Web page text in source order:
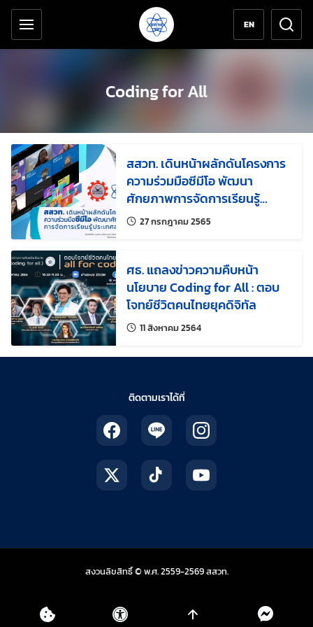
ข้ามไปยังเนื้อหาหลัก
เครื่องมือช่วยเหลือ
EN
Coding for All
สสวท. เดินหน้าผลักดันโครงการ
ความร่วมมือซีมีโอ พัฒนา
ศักยภาพการจัดการเรียนรู้
ประเทศสมาชิก
27 กรกฎาคม 2565แก้ไขล่าสุดเมื่อ:
ศธ. แถลงข่าวความคืบหน้า
นโยบาย Coding for All : ตอบ
โจทย์ชีวิตคนไทยยุคดิจิทัล
11 สิงหาคม 2564แก้ไขล่าสุดเมื่อ:
ติดตามเราได้ที่
สงวนลิขสิทธิ์ © พ.ศ. 2559-2569สสวท.สถาบันส่งเสริมการสอ